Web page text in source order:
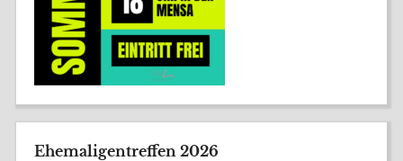
Ehemaligentreffen 2026